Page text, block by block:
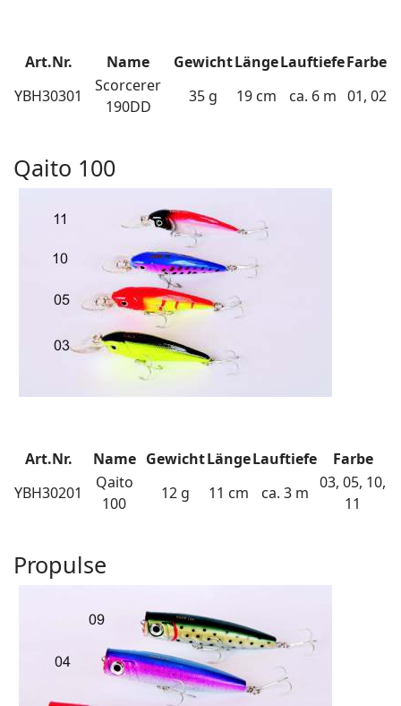
Art.Nr. Name GewichtLängeLauftiefeFarbe
YBH30301
Scorcerer
190DD
35 g 19 cm ca. 6 m 01, 02
Qaito 100
Art.Nr. Name GewichtLängeLauftiefe
Farbe
YBH30201
Qaito
100
12 g 11 cm ca. 3 m
03, 05, 10,
11
Propulse